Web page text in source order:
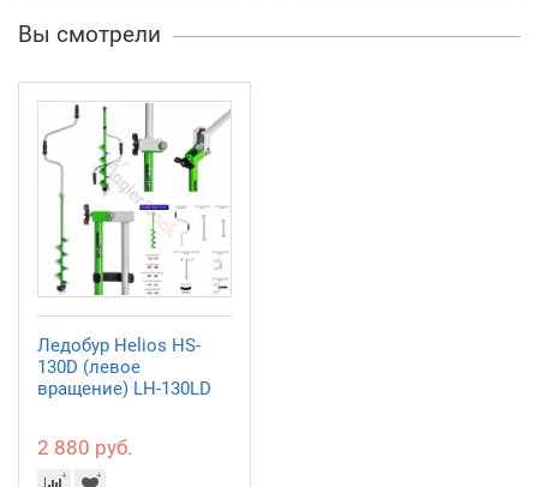
Вы смотрели
Ледобур Helios HS-
130D (левое
вращение) LH-130LD
2 880 руб.